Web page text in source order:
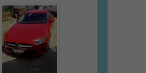
Yandriev Ramirez